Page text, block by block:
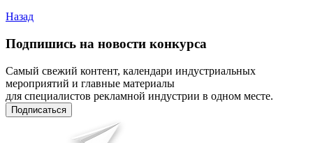
Назад
Подпишись на новости конкурса
Самый свежий контент, календари индустриальных
мероприятий и главные материалы
для специалистов рекламной индустрии в одном месте.
Подписаться